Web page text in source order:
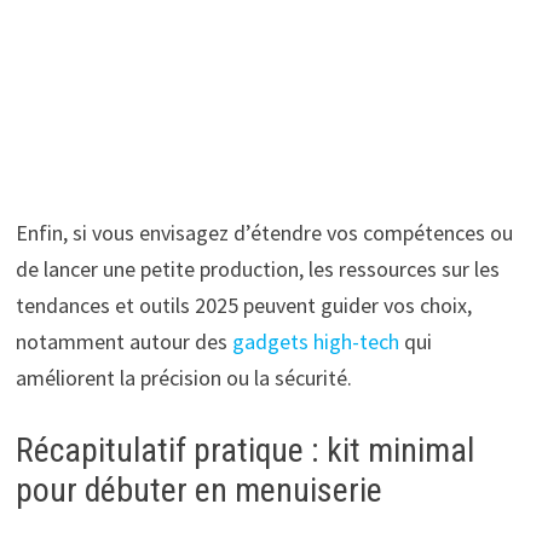
Enfin, si vous envisagez d’étendre vos compétences ou
de lancer une petite production, les ressources sur les
tendances et outils 2025 peuvent guider vos choix,
notamment autour des gadgets high-tech qui
améliorent la précision ou la sécurité.
Récapitulatif pratique : kit minimal
pour débuter en menuiserie